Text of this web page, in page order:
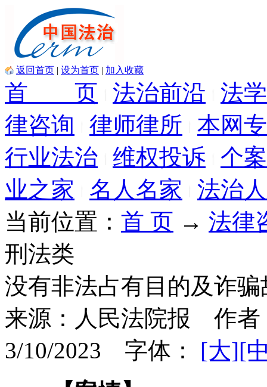
返回首页 | 设为首页 | 加入收藏
首 页 法治前沿
法
律咨询
律师律所
本网
行业法治 维权投诉
个
业之家
名人名家
法治
当前位置： 首 页 → 法律
刑法类
没有非法占有目的及诈
来源： 人民法院报 作者
3/10/2023 字体： [大][